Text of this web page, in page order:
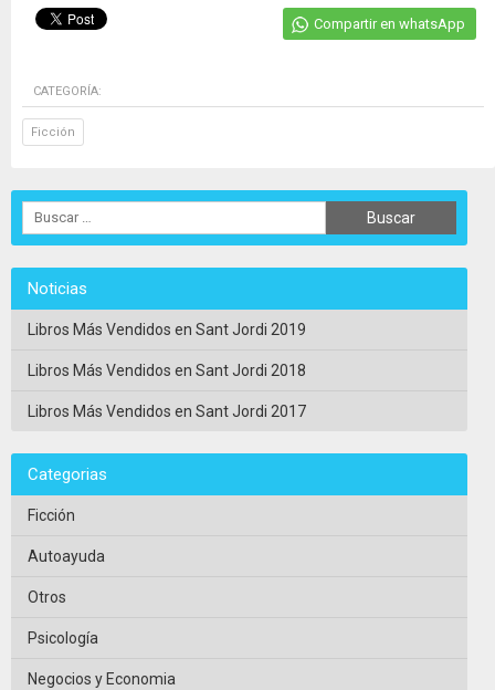
Compartir en whatsApp
CATEGORÍA:
Ficción
Noticias
Libros Más Vendidos en Sant Jordi 2019
Libros Más Vendidos en Sant Jordi 2018
Libros Más Vendidos en Sant Jordi 2017
Categorias
Ficción
Autoayuda
Otros
Psicología
Negocios y Economia